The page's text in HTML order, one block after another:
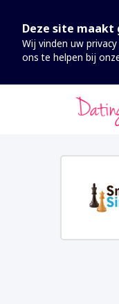
Deze site maakt
Wij vinden uw
ons te helpen bij
Deze cookies
Om de website
verbeteren, willen
gegevens kunnen
Door uw